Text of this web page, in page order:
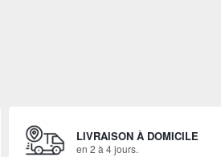
LIVRAISON À DOMICILE
en 2 à 4 jours.